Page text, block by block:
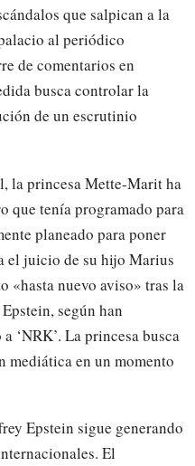
que salpican a la
al periódico
de comentarios en
busca controlar la
de un escrutinio
la princesa Mette-Marit ha
que tenía programado para
planeado para poner
el juicio de su hijo Marius
«hasta nuevo aviso» tras la
según han
‘NRK’. La princesa busca
mediática en un momento
Epstein sigue generando
El